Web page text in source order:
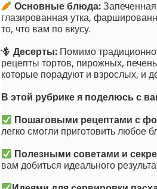
Основные блюда:
глазированная утка,
то, что вам по вкусу.
🪻Десерты: Помимо
рецепты тортов, пирожных,
которые порадуют и взрослых, и
В этой рубрике я поделюсь с
Пошаговыми рецептами с
легко смогли приготовить любое
Полезными советами и
вам добиться идеального